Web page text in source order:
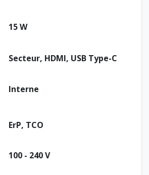
15 W
Secteur, HDMI, USB Type-C
Interne
ErP, TCO
100 - 240 V